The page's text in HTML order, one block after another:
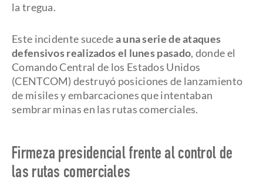
la tregua.
Este incidente sucedea una serie de ataques
defensivos realizados el lunes pasado, donde el
Comando Central de los Estados Unidos
(CENTCOM) destruyó posiciones de lanzamiento
de misiles y embarcaciones que intentaban
sembrar minas en las rutas comerciales.
Firmeza presidencial frente al control de
las rutas comerciales